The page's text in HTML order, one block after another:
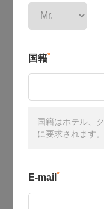
国籍*
国籍はホテル、
に要求されます。
E-mail *